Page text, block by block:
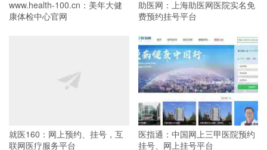
www.health-100.cn：美年大健
康体检中心官网
助医网：上海助医网医院实名免
费预约挂号平台
就医160：网上预约、挂号，互
联网医疗服务平台
医指通：中国网上三甲医院预约
挂号、网上挂号平台